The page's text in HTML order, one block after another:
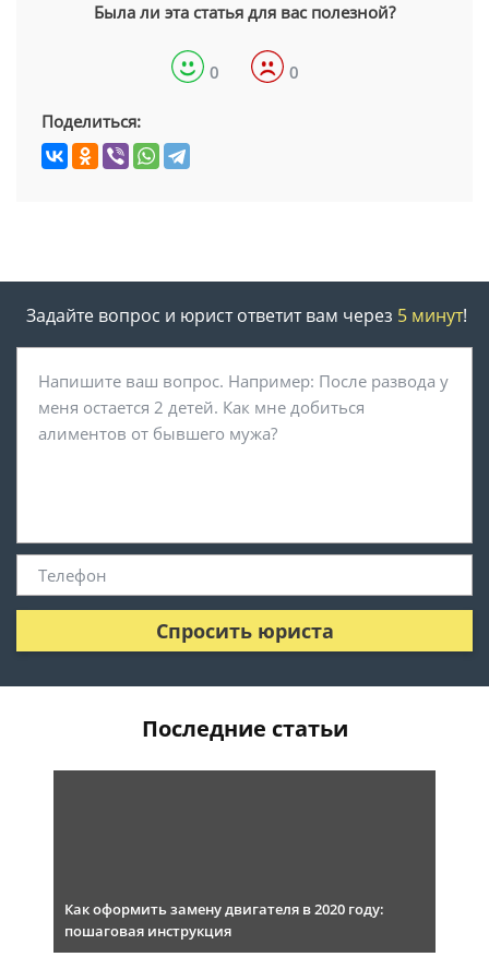
Была ли эта статья для вас полезной?
0 0
Поделиться:
Задайте вопрос и юрист ответит вам через 5 минут!
Спросить юриста
Последние статьи
Как оформить замену двигателя в 2020 году:
пошаговая инструкция